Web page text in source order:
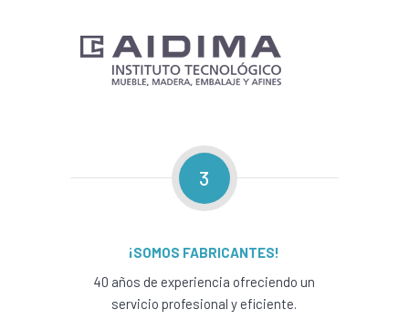
3
¡SOMOS FABRICANTES!
40 años de experiencia ofreciendo un
servicio profesional y eficiente.